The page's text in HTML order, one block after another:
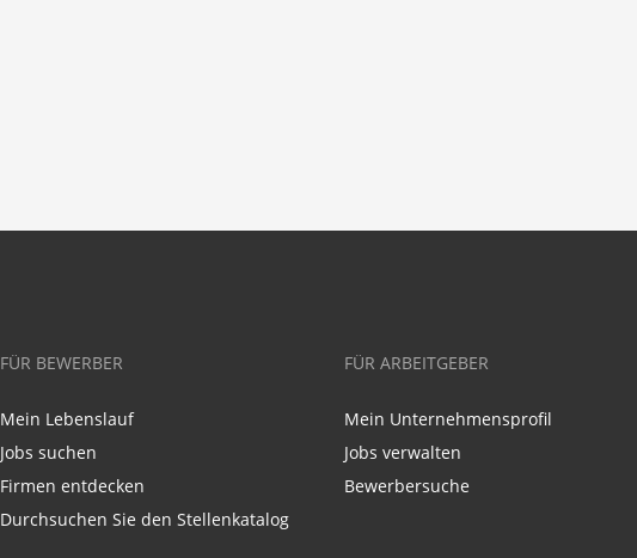
FÜR BEWERBER
Mein Lebenslauf
Jobs suchen
Firmen entdecken
Durchsuchen Sie den Stellenkatalog
FÜR ARBEITGEBER
Mein Unternehmensprofil
Jobs verwalten
Bewerbersuche